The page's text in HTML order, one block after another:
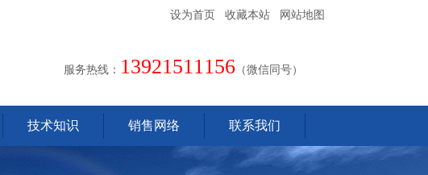
设为首页 收藏本站 网站地图
服务热线： 13921511156 （微信同号）
技术知识 销售网络 联系我们